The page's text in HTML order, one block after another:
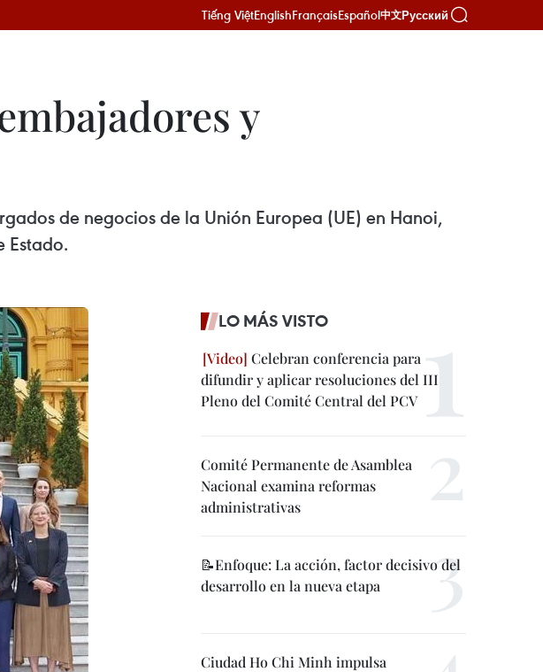
Tiếng ViệtEnglishFrançaisEspañol中文Русский
y
de negocios de la Unión Europea (UE) en Hanoi,
Estado.
LO MÁS VISTO
Celebran conferencia para
difundir y aplicar resoluciones del III
Pleno del Comité Central del PCV
Comité Permanente de Asamblea
Nacional examina reformas
administrativas
📝Enfoque: La acción, factor decisivo del
desarrollo en la nueva etapa
Ciudad Ho Chi Minh impulsa